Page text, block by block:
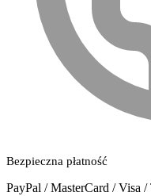
Bezpieczna płatność
PayPal / MasterCard / Visa /